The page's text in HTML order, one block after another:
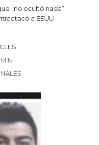
“no ocultó nada”
a EEUU